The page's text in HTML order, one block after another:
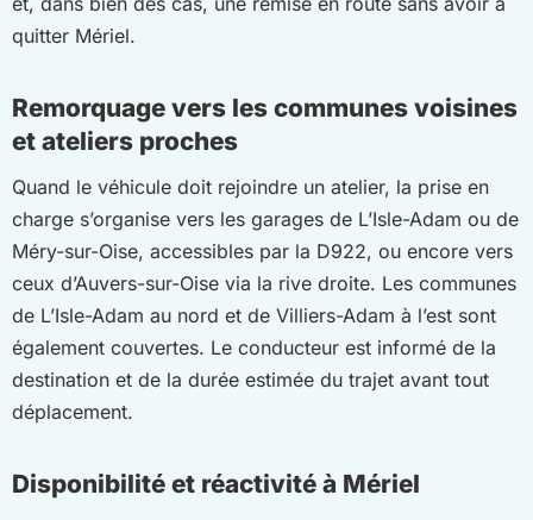
quitter Mériel.
Remorquage vers les communes voisines
et ateliers proches
Quand le véhicule doit rejoindre un atelier, la prise en
charge s’organise vers les garages de L’Isle-Adam ou de
Méry-sur-Oise, accessibles par la D922, ou encore vers
ceux d’Auvers-sur-Oise via la rive droite. Les communes
de L’Isle-Adam au nord et de Villiers-Adam à l’est sont
également couvertes. Le conducteur est informé de la
destination et de la durée estimée du trajet avant tout
déplacement.
Disponibilité et réactivité à Mériel